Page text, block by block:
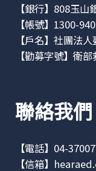
【銀行】808玉山
【帳號】1300-
【戶名】社團法
【勸募字號】衛
聯絡我們
【電話】04-
【信箱】